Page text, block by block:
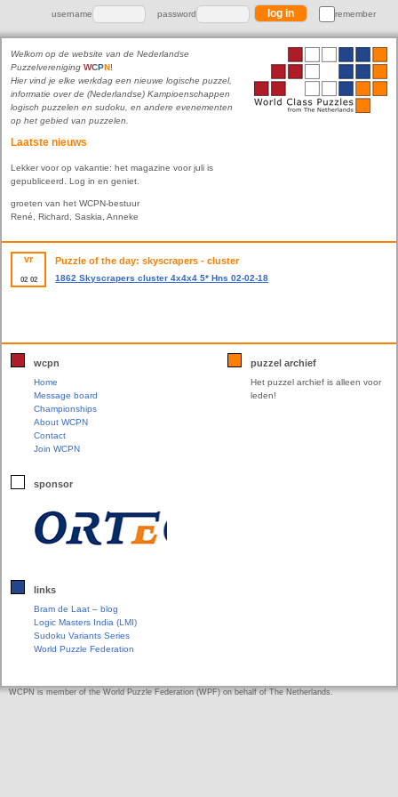
username password remember
Welkom op de website van de Nederlandse
Puzzelvereniging WCPN!
Hier vind je elke werkdag een nieuwe logische puzzel,
informatie over de (Nederlandse) Kampioenschappen
logisch puzzelen en sudoku, en andere evenementen
op het gebied van puzzelen.
Laatste nieuws
Lekker voor op vakantie: het magazine voor juli is
gepubliceerd. Log in en geniet.
groeten van het WCPN-bestuur
René, Richard, Saskia, Anneke
vr
02 02
Puzzle of the day: skyscrapers - cluster
1862 Skyscrapers cluster 4x4x4 5* Hns 02-02-18
wcpn
Home
Message board
Championships
About WCPN
Contact
Join WCPN
sponsor
links
Bram de Laat – blog
Logic Masters India (LMI)
Sudoku Variants Series
World Puzzle Federation
puzzel archief
Het puzzel archief is alleen voor
leden!
WCPN is member of the World Puzzle Federation (WPF) on behalf of The Netherlands.